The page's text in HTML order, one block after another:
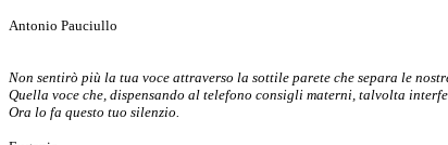
Antonio Pauciullo
Non sentirò più la tua voce attraverso la sottile parete che separa le
Quella voce che, dispensando al telefono consigli materni, talvolta
Ora lo fa questo tuo silenzio.